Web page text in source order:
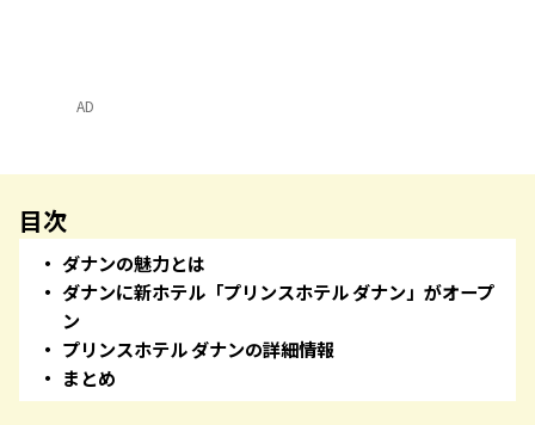
AD
目次
ダナンの魅力とは
ダナンに新ホテル「プリンスホテル ダナン」がオープ
ン
プリンスホテル ダナンの詳細情報
まとめ